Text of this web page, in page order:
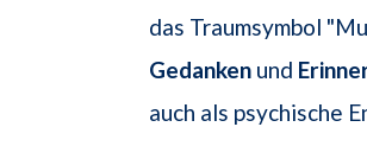
das Traumsymbol
Gedanken und
auch als psychische